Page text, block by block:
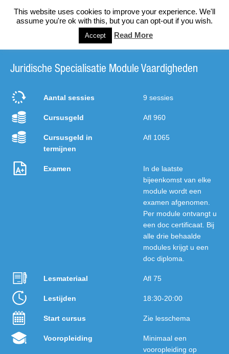
Juridische Specialisatie Module Vaardigheden
Aantal sessies 9 sessies
Cursusgeld Afl 960
Cursusgeld in
termijnen
Afl 1065
Examen
In de laatste
bijeenkomst van elke
module wordt een
examen afgenomen.
Per module ontvangt u
een doc certificaat. Bij
alle drie behaalde
modules krijgt u een
doc diploma.
Lesmateriaal Afl 75
Lestijden 18:30-20:00
Start cursus Zie lesschema
Vooropleiding
Minimaal een
vooropleiding op
This website uses cookies to improve your experience. We'll
assume you're ok with this, but you can opt-out if you wish.
Accept Read More